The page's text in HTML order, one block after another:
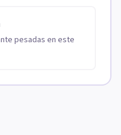
pesadas en este